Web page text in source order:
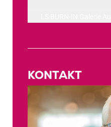
KONTAKT